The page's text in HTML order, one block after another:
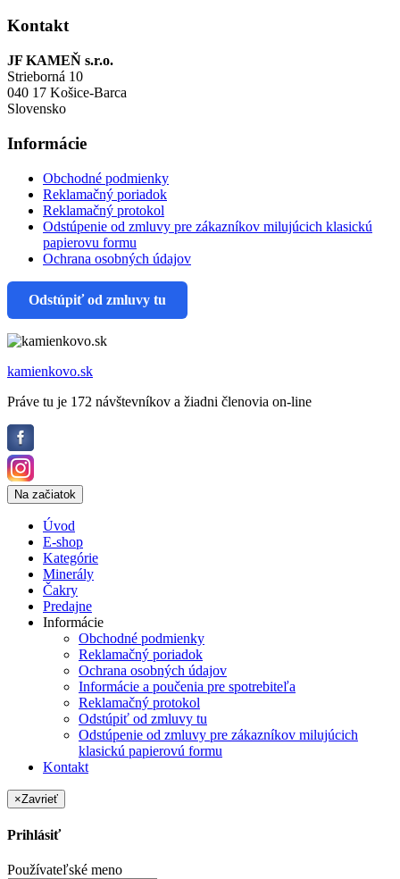
Kontakt
JF KAMEŇ s.r.o.
Strieborná 10
040 17 Košice-Barca
Slovensko
Informácie
Obchodné podmienky
Reklamačný poriadok
Reklamačný protokol
Odstúpenie od zmluvy pre zákazníkov milujúcich klasickú
papierovu formu
Ochrana osobných údajov
Odstúpiť od zmluvy tu
kamienkovo.sk
Práve tu je 172 návštevníkov a žiadni členovia on-line
Na začiatok
Úvod
E-shop
Kategórie
Minerály
Čakry
Predajne
Informácie
Obchodné podmienky
Reklamačný poriadok
Ochrana osobných údajov
Informácie a poučenia pre spotrebiteľa
Reklamačný protokol
Odstúpiť od zmluvy tu
Odstúpenie od zmluvy pre zákazníkov milujúcich
klasickú papierovú formu
Kontakt
×Zavrieť
Prihlásiť
Používateľské meno